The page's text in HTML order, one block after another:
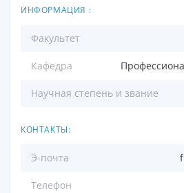
ИНФОРМАЦИЯ :
Факультет
Кафедра
Научная степень и звание
КОНТАКТЫ:
Э-почта
Телефон